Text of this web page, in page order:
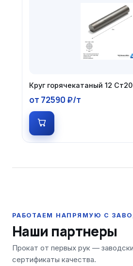
Круг горячекатаный 12 Ст20
от 72590 ₽/т
Наши партнеры